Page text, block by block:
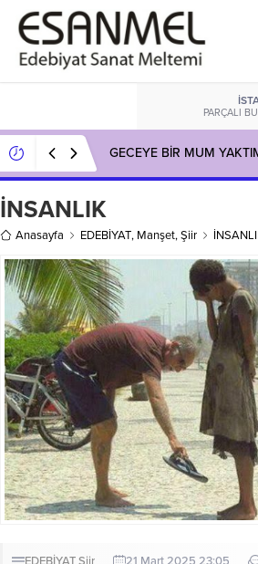
PARÇALI
GECEYE BİR MUM
İNSANLIK
Anasayfa EDEBİYAT, Manşet,Şiir
EDEBİYATŞiir 21 Mart 2025 23:05